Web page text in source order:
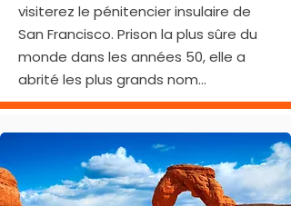
visiterez le pénitencier insulaire de
San Francisco. Prison la plus sûre du
monde dans les années 50, elle a
abrité les plus grands nom...